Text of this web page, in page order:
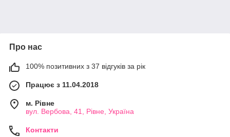
Про нас
100% позитивних з 37 відгуків за рік
Працює з 11.04.2018
м. Рівне
вул. Вербова, 41, Рівне, Україна
Контакти